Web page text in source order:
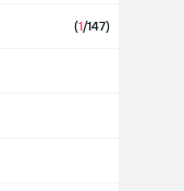
(1/147)